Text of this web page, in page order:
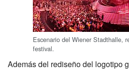
Escenario del Wiener Stadthalle,
festival.
Además del rediseño del logotipo